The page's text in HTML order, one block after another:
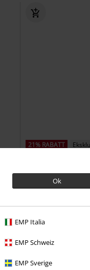
Ok
EMP Italia
EMP Schweiz
EMP Sverige
21% RABATT
Built For Comfort